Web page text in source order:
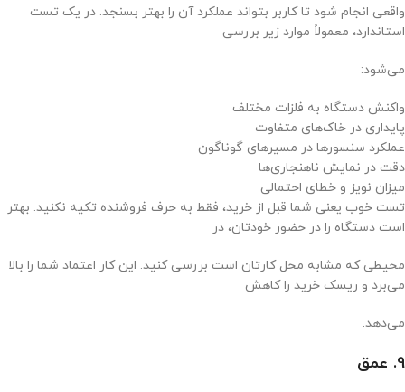
واقعی انجام شود تا کاربر بتواند عملکرد آن را بهتر بسنجد. در یک تست
استاندارد، معمولاً موارد زیر بررسی
می‌شود:
واکنش دستگاه به فلزات مختلف
پایداری در خاک‌های متفاوت
عملکرد سنسورها در مسیرهای گوناگون
دقت در نمایش ناهنجاری‌ها
میزان نویز و خطای احتمالی
تست خوب یعنی شما قبل از خرید، فقط به حرف فروشنده تکیه نکنید. بهتر
است دستگاه را در حضور خودتان، در
محیطی که مشابه محل کارتان است بررسی کنید. این کار اعتماد شما را بالا
می‌برد و ریسک خرید را کاهش
می‌دهد.
9. عمق